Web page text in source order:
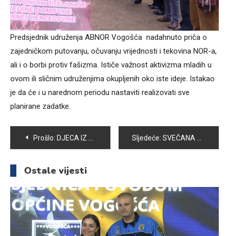
Predsjednik udruženja ABNOR Vogošća nadahnuto priča o
zajedničkom putovanju, očuvanju vrijednosti i tekovina NOR-a,
ali i o borbi protiv fašizma. Ističe važnost aktivizma mladih u
ovom ili sličnim udruženjima okupljenih oko iste ideje. Istakao
je da će i u narednom periodu nastaviti realizovati sve
planirane zadatke.
Navigacija
članaka
Prošlo: DJECA IZ VRTIĆA „TREŠNJICA“ POSJETILA VOGOŠĆANSKU BIBLIOTEKU Sljedeće: SVEČANA PROMOCIJA DIPLOMANATA I MAGISTRANATA NA FAKULTETU ZA UPRAVU U VOGOŠĆI
Ostale vijesti